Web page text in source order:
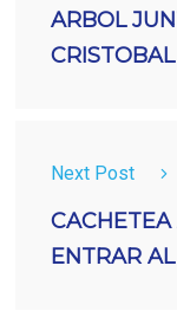
ARBOL
Next Post
ENTRAR